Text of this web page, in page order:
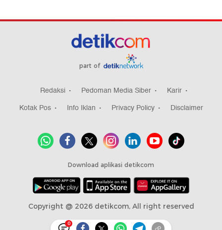
0
part of
Redaksi Pedoman Media Siber
Karir
Kotak Pos
Info Iklan Privacy Policy Disclaimer
Download aplikasi detikcom
Copyright @ 2026 detikcom, All right reserved